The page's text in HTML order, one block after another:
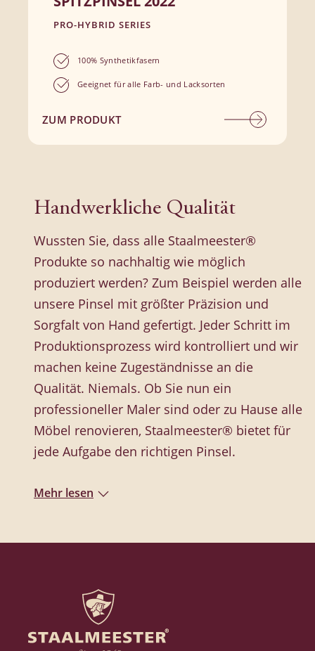
PRO-HYBRID SERIES
100% Synthetikfasern
Geeignet für alle Farb- und Lacksorten
ZUM PRODUKT
Handwerkliche Qualität
Wussten Sie, dass alle Staalmeester®
Produkte so nachhaltig wie möglich
produziert werden? Zum Beispiel werden alle
unsere Pinsel mit größter Präzision und
Sorgfalt von Hand gefertigt. Jeder Schritt im
Produktionsprozess wird kontrolliert und wir
machen keine Zugeständnisse an die
Qualität. Niemals. Ob Sie nun ein
professioneller Maler sind oder zu Hause alle
Möbel renovieren, Staalmeester® bietet für
jede Aufgabe den richtigen Pinsel.
Staalmeester® Pinsel
Die Staalmeester®-Serien enthalten ein
Pinsel. Ob Sie nun eine große Fläche
streichen oder Präzisionsarbeit leisten
müssen, mit den Staalmeester®-Pinseln
Mehr lesen